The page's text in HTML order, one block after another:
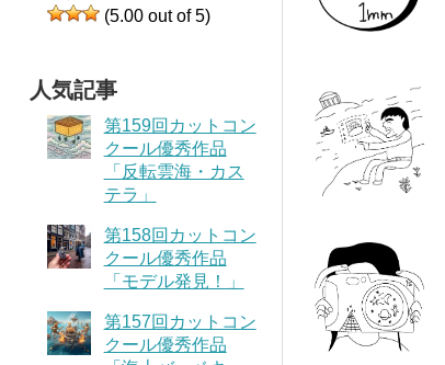
(5.00 out of 5)
人気記事
第159回カットコン
クール優秀作品
「反転雲海・カス
テラ」
第158回カットコン
クール優秀作品
「モデル発見！」
第157回カットコン
クール優秀作品